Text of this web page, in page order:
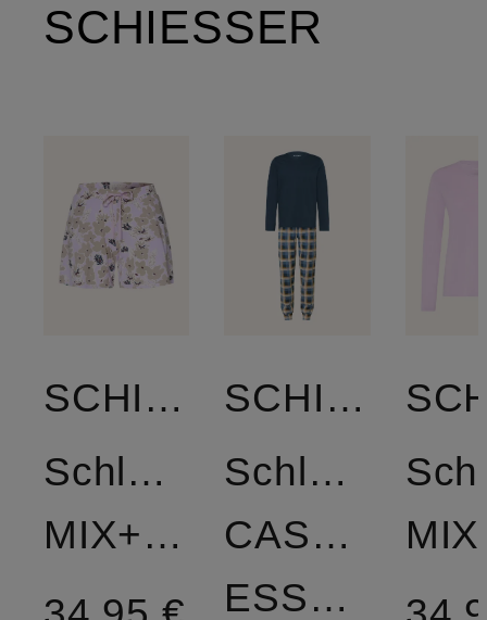
SCHIESSER
SCHIESSER
Schlafshorts
MIX+RELAX
SCHIESSER
Schlafanzug
CASUAL
ESSENTIALS